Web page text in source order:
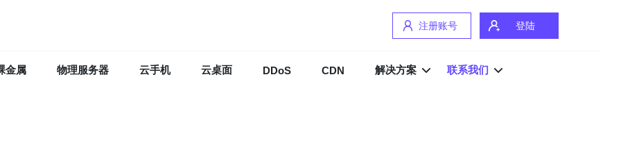
注册账号 登陆
金属 物理服务器 云手机 云桌面 DDoS CDN 解决方案 联系我们